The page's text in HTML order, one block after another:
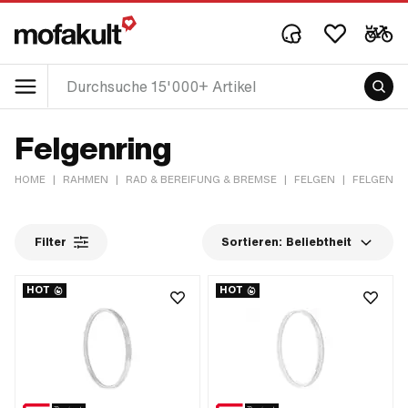
Felgenring
HOME | RAHMEN | RAD & BEREIFUNG & BREMSE | FELGEN |
Filter Sortieren: Beliebtheit
HOT HOT